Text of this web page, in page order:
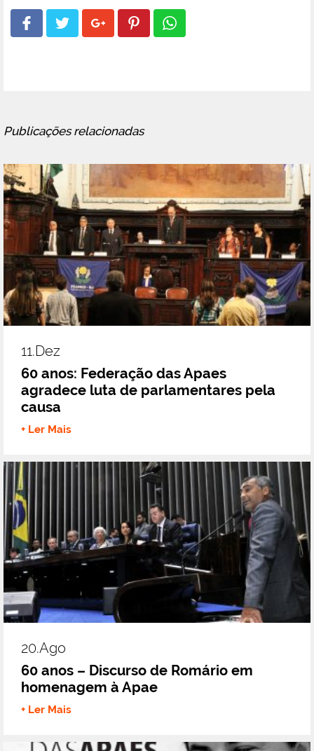
Publicações relacionadas
11.dez
60 anos: Federação das Apaes
agradece luta de parlamentares pela
causa
+ Ler Mais
20.ago
60 anos – Discurso de Romário em
homenagem à Apae
+ Ler Mais